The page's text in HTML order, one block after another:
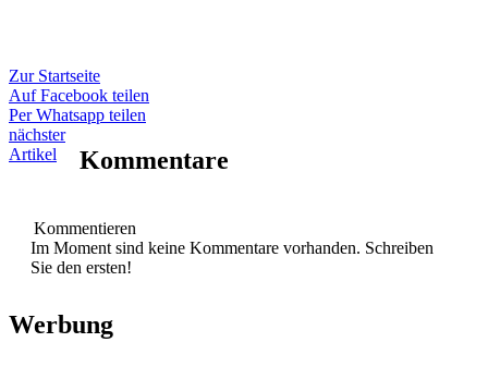
Zur Startseite
Auf Facebook teilen
Per Whatsapp teilen
nächster
Artikel
Kommentare
Kommentieren
Im Moment sind keine Kommentare vorhanden. Schreiben
Sie den ersten!
Werbung